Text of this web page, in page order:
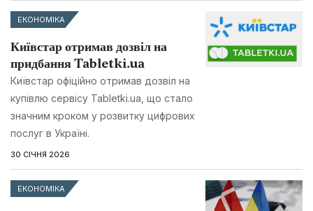
ЕКОНОМІКА
Київстар отримав дозвіл на
придбання Tabletki.ua
Київстар офіційно отримав дозвіл на
купівлю сервісу Tabletki.ua, що стало
значним кроком у розвитку цифрових
послуг в Україні.
30 СІЧНЯ 2026
ЕКОНОМІКА